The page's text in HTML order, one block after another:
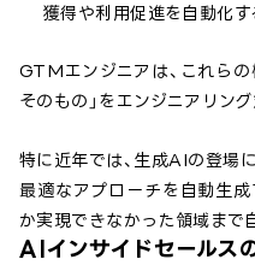
獲得や利用促進を自動化す
GTMエンジニアは、これらの
そのもの」をエンジニアリン
特に近年では、生成AIの登場
最適なアプローチを自動生成
か実現できなかった領域まで
AIインサイドセールス